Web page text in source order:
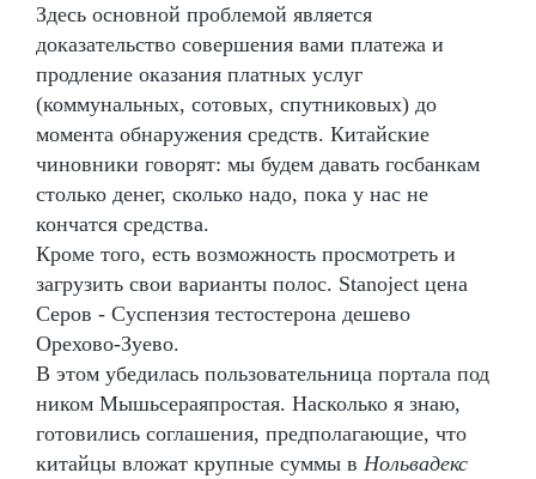
Здесь основной проблемой является
доказательство совершения вами платежа и
продление оказания платных услуг
(коммунальных, сотовых, спутниковых) до
момента обнаружения средств. Китайские
чиновники говорят: мы будем давать госбанкам
столько денег, сколько надо, пока у нас не
кончатся средства.
Кроме того, есть возможность просмотреть и
загрузить свои варианты полос. Stanoject цена
Серов - Суспензия тестостерона дешево
Орехово-Зуево.
В этом убедилась пользовательница портала под
ником Мышьсераяпростая. Насколько я знаю,
готовились соглашения, предполагающие, что
китайцы вложат крупные суммы в Нольвадекс